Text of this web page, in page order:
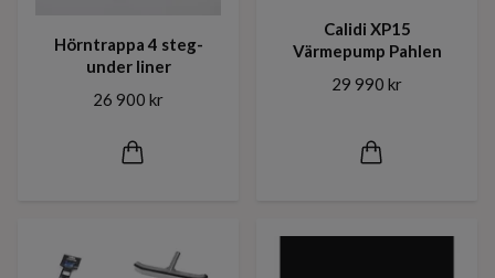
Hörntrappa 4 steg-
under liner
26 900 kr
Calidi XP15
Värmepump Pahlen
29 990 kr